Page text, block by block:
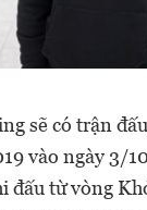
sẽ có trận
vào ngày 3/
đấu từ vòng